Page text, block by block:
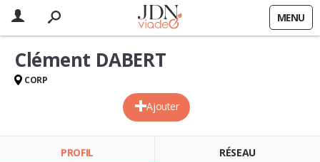
MENU
Ajouter
Clément DABERT
CORP
PROFIL RÉSEAU